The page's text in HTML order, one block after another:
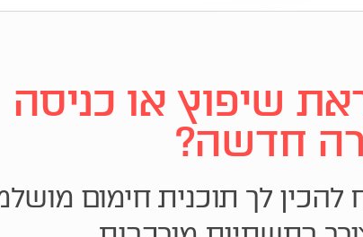
שיפוץ או כניסה
חדשה?
להכין לך תוכנית חימום